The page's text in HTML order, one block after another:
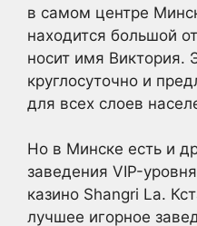
в самом центре
находится большой
носит имя Виктория.
круглосуточно и
для всех слоев
Но в Минске есть и
заведения VIP-
казино Shangri La.
лучшее игорное